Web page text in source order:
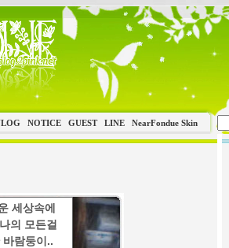
세상속에
의 모든걸
바람둥이..
NOTICE GUEST LINE NearFondue Skin